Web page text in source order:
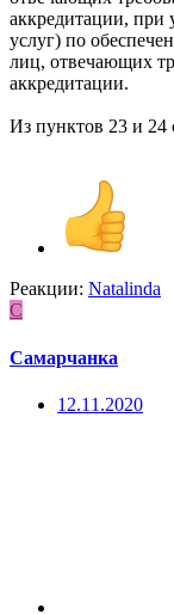
аккредитации, при
услуг) по
лиц, отвечающих
аккредитации.
Из пунктов 23 и 24
Реакции: Natalinda
С
Самарчанка
12.11.2020